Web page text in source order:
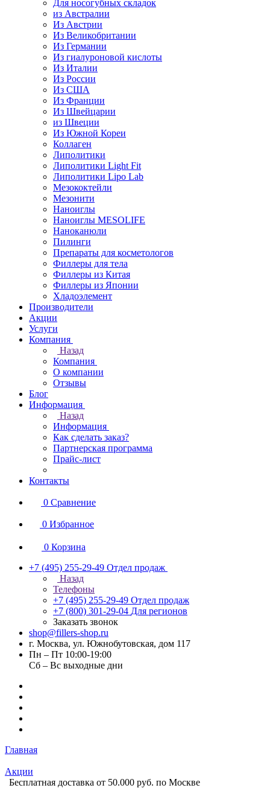
Для носогубных складок
из Австралии
Из Австрии
Из Великобритании
Из Германии
Из гиалуроновой кислоты
Из Италии
Из России
Из США
Из Франции
Из Швейцарии
из Швеции
Из Южной Кореи
Коллаген
Липолитики
Липолитики Light Fit
Липолитики Lipo Lab
Мезококтейли
Мезонити
Наноиглы
Наноиглы MESOLIFE
Наноканюли
Пилинги
Препараты для косметологов
Филлеры для тела
Филлеры из Китая
Филлеры из Японии
Хладоэлемент
Производители
Акции
Услуги
Компания
Назад
Компания
О компании
Отзывы
Блог
Информация
Назад
Информация
Как сделать заказ?
Партнерская программа
Прайс-лист
Контакты
0 Сравнение
0 Избранное
0 Корзина
+7 (495) 255-29-49 Отдел продаж
Назад
Телефоны
+7 (495) 255-29-49 Отдел продаж
+7 (800) 301-29-04 Для регионов
Заказать звонок
shop@fillers-shop.ru
г. Москва, ул. Южнобутовская, дом 117
Пн – Пт 10:00-19:00
Сб – Вс выходные дни
Главная
Акции
Бесплатная доставка от 50.000 руб. по Москве